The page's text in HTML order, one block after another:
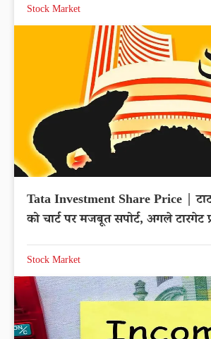
Stock Market
Tata Investment Share Price |
को चार्ट पर मजबूत सपोर्ट, अगले टारगेट
Stock Market